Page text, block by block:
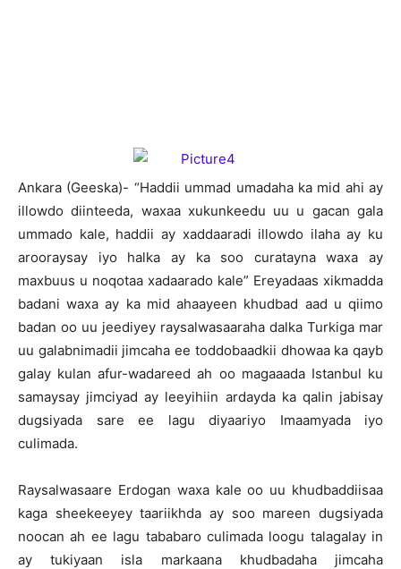
Ankara (Geeska)- “Haddii ummad umadaha ka mid ahi ay
illowdo diinteeda, waxaa xukunkeedu uu u gacan gala
ummado kale, haddii ay xaddaaradi illowdo ilaha ay ku
arooraysay iyo halka ay ka soo curatayna waxa ay
maxbuus u noqotaa xadaarado kale” Ereyadaas xikmadda
badani waxa ay ka mid ahaayeen khudbad aad u qiimo
badan oo uu jeediyey raysalwasaaraha dalka Turkiga mar
uu galabnimadii jimcaha ee toddobaadkii dhowaa ka qayb
galay kulan afur-wadareed ah oo magaaada Istanbul ku
samaysay jimciyad ay leeyihiin ardayda ka qalin jabisay
dugsiyada sare ee lagu diyaariyo Imaamyada iyo
culimada.
Raysalwasaare Erdogan waxa kale oo uu khudbaddiisaa
kaga sheekeeyey taariikhda ay soo mareen dugsiyada
noocan ah ee lagu tababaro culimada loogu talagalay in
ay tukiyaan isla markaana khudbadaha jimcaha